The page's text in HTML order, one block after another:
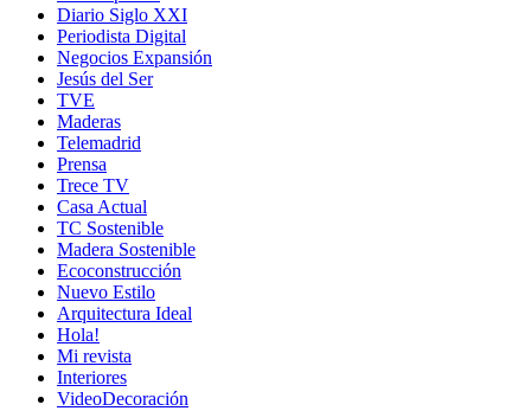
Diario Siglo XXI
Periodista Digital
Negocios Expansión
Jesús del Ser
TVE
Maderas
Telemadrid
Prensa
Trece TV
Casa Actual
TC Sostenible
Madera Sostenible
Ecoconstrucción
Nuevo Estilo
Arquitectura Ideal
Hola!
Mi revista
Interiores
VideoDecoración